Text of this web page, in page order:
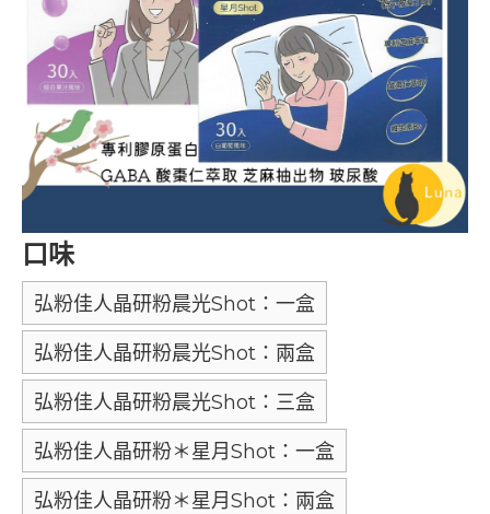
口味
弘粉佳人晶研粉晨光Shot：一盒
弘粉佳人晶研粉晨光Shot：兩盒
弘粉佳人晶研粉晨光Shot：三盒
弘粉佳人晶研粉＊星月Shot：一盒
弘粉佳人晶研粉＊星月Shot：兩盒